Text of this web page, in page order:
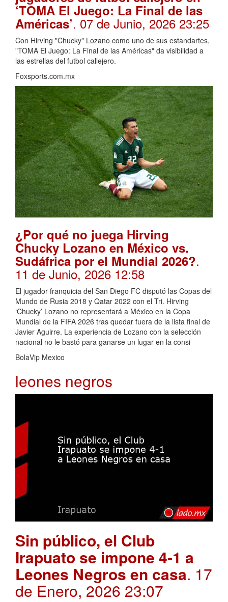
‘TOMA El Juego: La Final de las
Américas’. 07 de Junio, 2026 23:25
Con Hirving "Chucky" Lozano como uno de sus estandartes,
"TOMA El Juego: La Final de las Américas" da visibilidad a
las estrellas del futbol callejero.
Foxsports.com.mx
¿Por qué no juega Hirving
Chucky Lozano en México vs.
Sudáfrica por el Mundial 2026?.
11 de Junio, 2026 12:58
El jugador franquicia del San Diego FC disputó las Copas del
Mundo de Rusia 2018 y Qatar 2022 con el Tri. Hirving
‘Chucky’ Lozano no representará a México en la Copa
Mundial de la FIFA 2026 tras quedar fuera de la lista final de
Javier Aguirre. La experiencia de Lozano con la selección
nacional no le bastó para ganarse un lugar en la consi
BolaVip Mexico
leones negros
Sin público, el Club
Irapuato se impone 4-1 a
Leones Negros en casa. 17
de Enero, 2026 23:07